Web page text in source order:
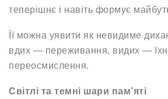
теперішнє і навіть формує
Її можна уявити як невидиме
вдих — переживання, видих —
переосмислення.
Світлі та темні шари пам’яті